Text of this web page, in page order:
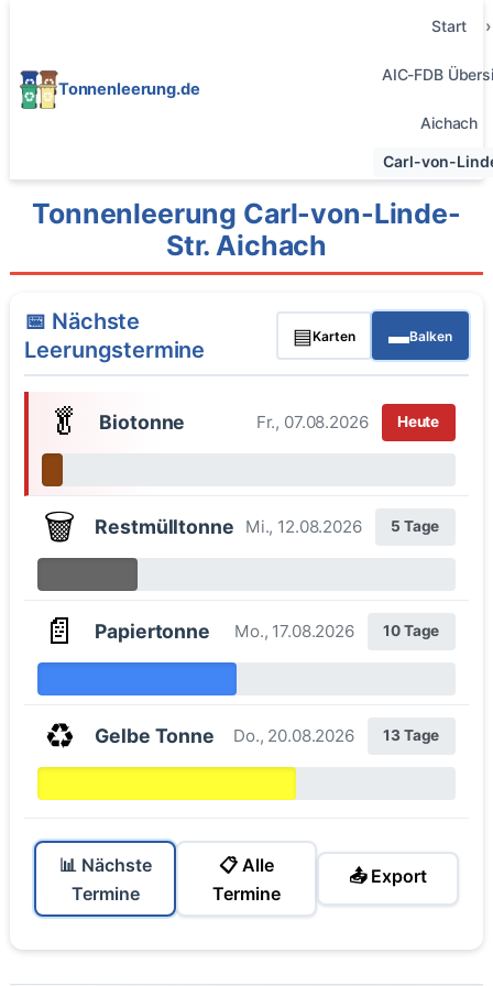
Tonnenleerung.de
Start
AIC-FDB
Aichach
Carl-von-
Tonnenleerung Carl-von-Linde-
Str. Aichach
📅 Nächste
Leerungstermine
▤Karten ▬Balken
🥬 Biotonne Fr., 07.08.2026 Heute
🗑️ Restmülltonne Mi., 12.08.2026 5 Tage
📄 Papiertonne Mo., 17.08.2026 10 Tage
♻️ Gelbe Tonne Do., 20.08.2026 13 Tage
📊 Nächste
Termine
📋 Alle
Termine
📤 Export